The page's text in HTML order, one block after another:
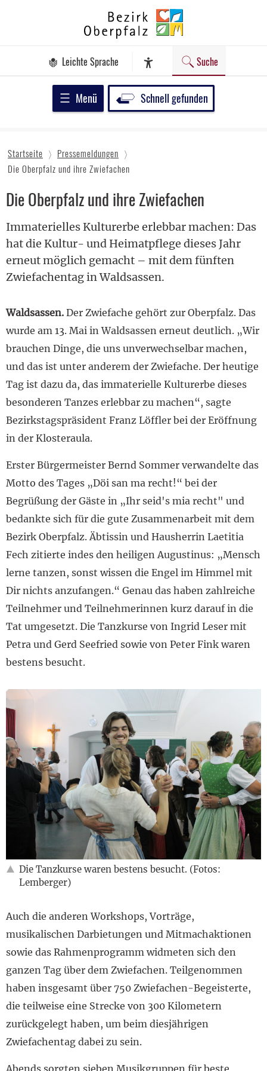
Bezirk
Oberpfalz
Leichte Sprache
Assistenz-Software
Suche
Menü Schnell gefunden
Startseite
Pressemeldungen
Die Oberpfalz und ihre Zwiefachen
Die Oberpfalz und ihre Zwiefachen
Immaterielles Kulturerbe erlebbar machen: Das
hat die Kultur- und Heimatpflege dieses Jahr
erneut möglich gemacht – mit dem fünften
Zwiefachentag in Waldsassen.
Waldsassen. Der Zwiefache gehört zur Oberpfalz. Das
wurde am 13. Mai in Waldsassen erneut deutlich. „Wir
brauchen Dinge, die uns unverwechselbar machen,
und das ist unter anderem der Zwiefache. Der heutige
Tag ist dazu da, das immaterielle Kulturerbe dieses
besonderen Tanzes erlebbar zu machen“, sagte
Bezirkstagspräsident Franz Löffler bei der Eröffnung
in der Klosteraula.
Erster Bürgermeister Bernd Sommer verwandelte das
Motto des Tages „Döi san ma recht!“ bei der
Begrüßung der Gäste in „Ihr seid's mia recht" und
bedankte sich für die gute Zusammenarbeit mit dem
Bezirk Oberpfalz. Äbtissin und Hausherrin Laetitia
Fech zitierte indes den heiligen Augustinus: „Mensch
lerne tanzen, sonst wissen die Engel im Himmel mit
Dir nichts anzufangen.“ Genau das haben zahlreiche
Teilnehmer und Teilnehmerinnen kurz darauf in die
Tat umgesetzt. Die Tanzkurse von Ingrid Leser mit
Petra und Gerd Seefried sowie von Peter Fink waren
bestens besucht.
Die Tanzkurse waren bestens besucht. (Fotos:
Lemberger)
Auch die anderen Workshops, Vorträge,
musikalischen Darbietungen und Mitmachaktionen
sowie das Rahmenprogramm widmeten sich den
ganzen Tag über dem Zwiefachen. Teilgenommen
haben insgesamt über 750 Zwiefachen-Begeisterte,
die teilweise eine Strecke von 300 Kilometern
zurückgelegt haben, um beim diesjährigen
Zwiefachentag dabei zu sein.